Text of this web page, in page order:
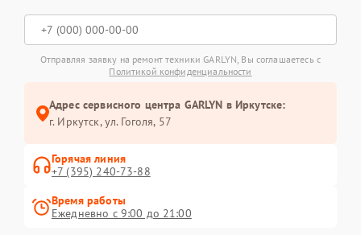
Отправляя заявку на ремонт техники GARLYN, Вы соглашаетесь с
Политикой конфиденциальности
Адрес сервисного центра GARLYN в Иркутске:
г. Иркутск, ул. ​Гоголя, 57
Горячая линия
+7 (395) 240-73-88
Время работы
Ежедневно с 9:00 до 21:00